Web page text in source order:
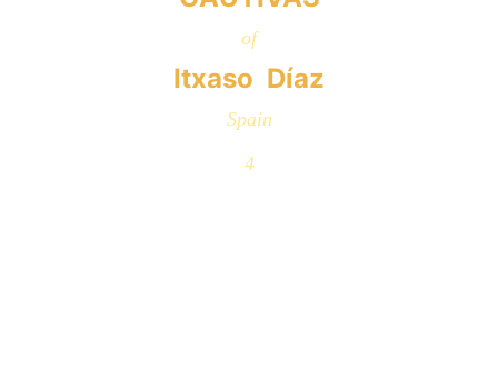
of
Itxaso  Díaz
Spain
4